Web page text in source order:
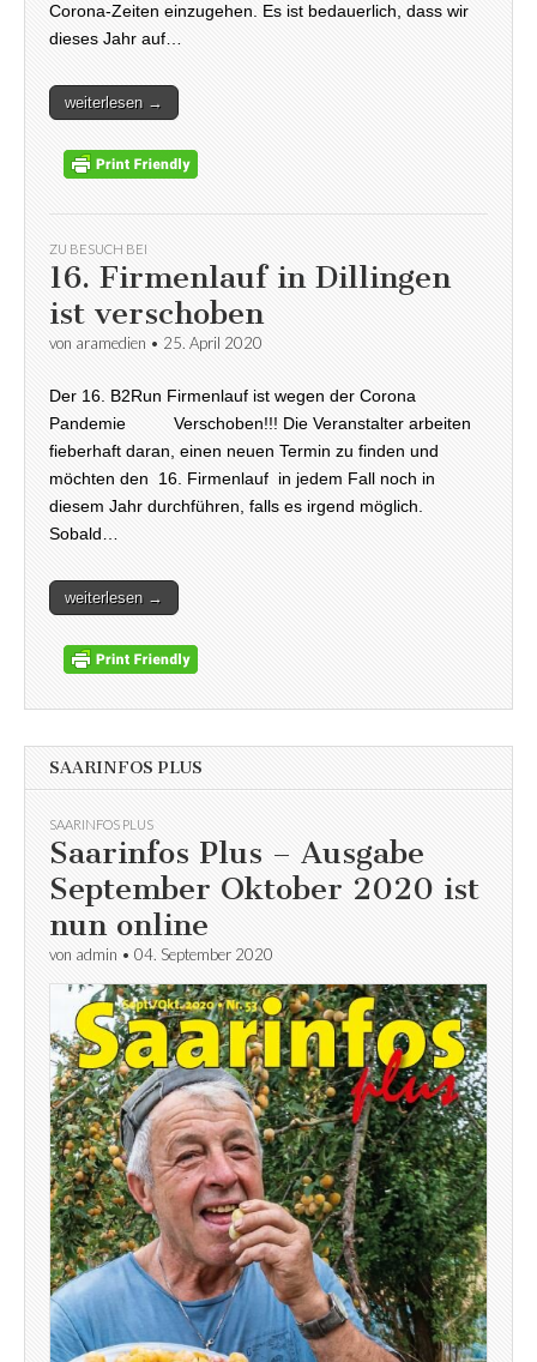
Corona-Zeiten einzugehen. Es ist bedauerlich, dass wir
dieses Jahr auf…
weiterlesen →
ZU BESUCH BEI
16. Firmenlauf in Dillingen
ist verschoben
von aramedien • 25. April 2020
Der 16. B2Run Firmenlauf ist wegen der Corona
Pandemie Verschoben!!! Die Veranstalter arbeiten
fieberhaft daran, einen neuen Termin zu finden und
möchten den 16. Firmenlauf in jedem Fall noch in
diesem Jahr durchführen, falls es irgend möglich.
Sobald…
weiterlesen →
SAARINFOS PLUS
SAARINFOS PLUS
Saarinfos Plus – Ausgabe
September Oktober 2020 ist
nun online
von admin • 04. September 2020